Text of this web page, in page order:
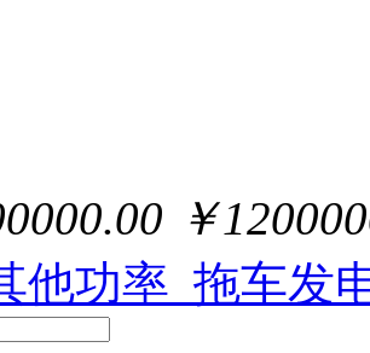
￥
他功率_拖车发